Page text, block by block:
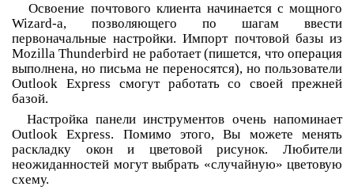
Освоение почтового клиента начинается с мощного
Wizard-а, позволяющего по шагам ввести
первоначальные настройки. Импорт почтовой базы из
Mozilla Thunderbird не работает (пишется, что операция
выполнена, но письма не переносятся), но пользователи
Outlook Express смогут работать со своей прежней
базой.
Настройка панели инструментов очень напоминает
Outlook Express. Помимо этого, Вы можете менять
раскладку окон и цветовой рисунок. Любители
неожиданностей могут выбрать «случайную» цветовую
схему.